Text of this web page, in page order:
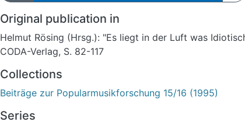
Original publication in
Helmut Rösing (Hrsg.): "Es liegt in der Luft was
CODA-Verlag, S. 82-117
Collections
Beiträge zur Popularmusikforschung 15/16 (1995)
Series